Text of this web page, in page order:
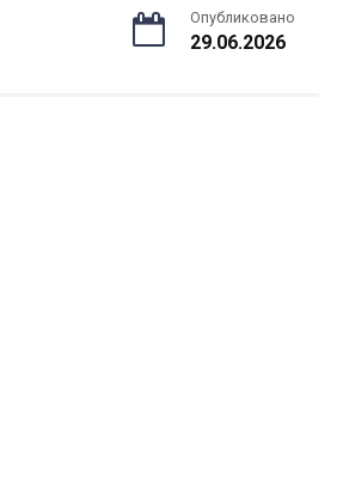
Опубликовано
29.06.2026